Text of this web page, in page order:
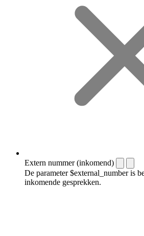
Extern nummer (inkomend)
De parameter $external_number is
inkomende gesprekken.